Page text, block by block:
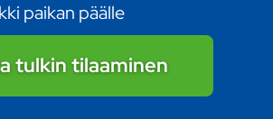
paikan päälle
tulkin tilaaminen